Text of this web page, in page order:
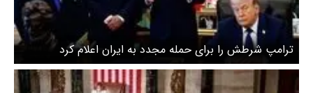
ترامپ شرطش را برای حمله مجدد به ایران اعلام کرد